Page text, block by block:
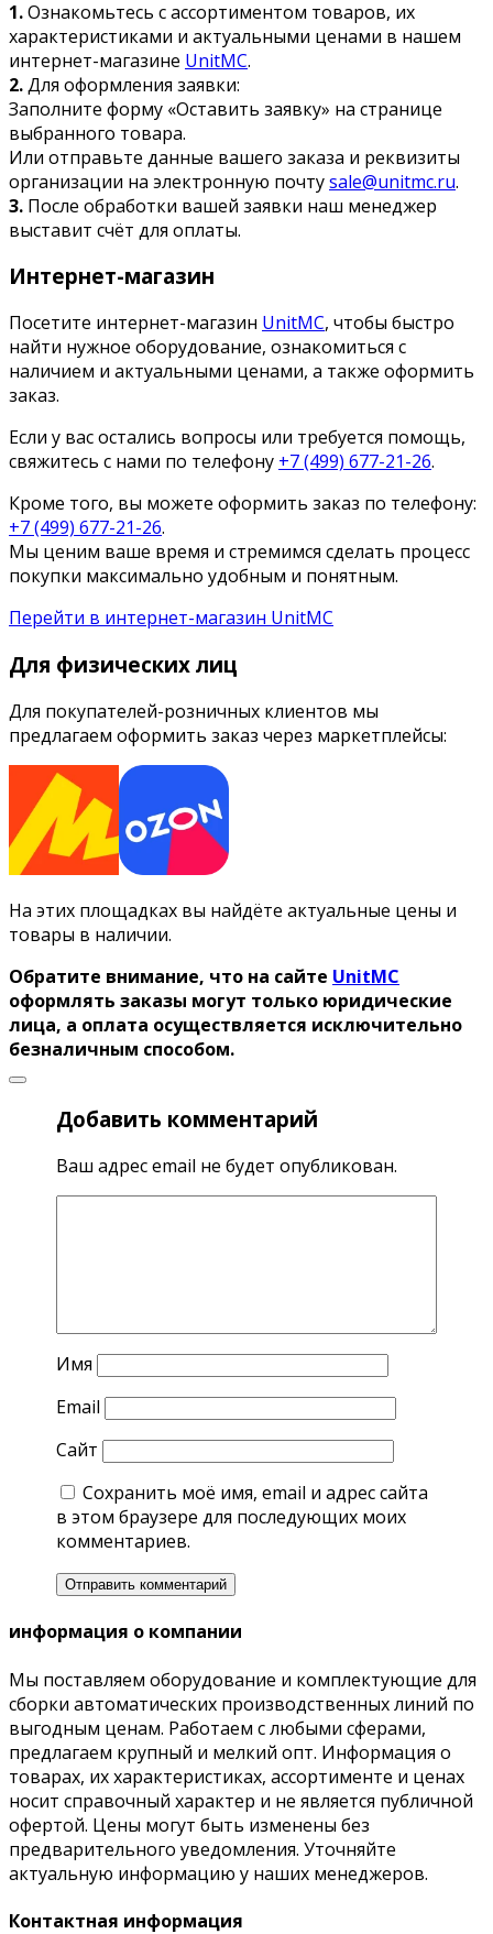
1.Ознакомьтесь с ассортиментом товаров, их
характеристиками и актуальными ценами в нашем
интернет-магазине UnitMC.
2.Для оформления заявки:
Заполните форму «Оставить заявку» на странице
выбранного товара.
Или отправьте данные вашего заказа и реквизиты
организации на электронную почтуsale@unitmc.ru.
3. После обработки вашей заявки наш менеджер
выставит счёт для оплаты.
Интернет-магазин
Посетите интернет-магазин UnitMC, чтобы быстро
найти нужное оборудование, ознакомиться с
наличием и актуальными ценами, а также оформить
заказ.
Если у вас остались вопросы или требуется помощь,
свяжитесь с нами по телефону +7 (499) 677-21-26.
Кроме того, вы можете оформить заказ по телефону:
+7 (499) 677-21-26.
Мы ценим ваше время и стремимся сделать процесс
покупки максимально удобным и понятным.
Перейти в интернет-магазин UnitMC
Для физических лиц
Для покупателей-розничных клиентов мы
предлагаем оформить заказ через маркетплейсы:
На этих площадках вы найдёте актуальные цены и
товары в наличии.
Обратите внимание, что на сайте UnitMC
оформлять заказы могут только юридические
лица, а оплата осуществляется исключительно
безналичным способом.
Добавить комментарий
Ваш адрес email не будет опубликован.
Имя
Email
Сайт
Сохранить моё имя, email и адрес сайта
в этом браузере для последующих моих
комментариев.
информация о компании
Мы поставляем оборудование и комплектующие для
сборки автоматических производственных линий по
выгодным ценам. Работаем с любыми сферами,
предлагаем крупный и мелкий опт. Информация о
товарах, их характеристиках, ассортименте и ценах
носит справочный характер и не является публичной
офертой. Цены могут быть изменены без
предварительного уведомления. Уточняйте
актуальную информацию у наших менеджеров.
Контактная информация